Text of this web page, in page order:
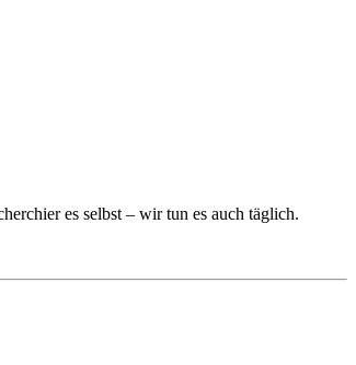
es selbst – wir tun es auch täglich.